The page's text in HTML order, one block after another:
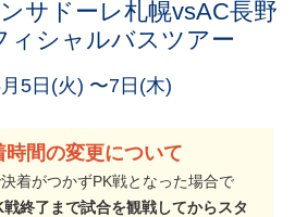
サドーレ札幌vsAC長野
ィシャルバスツアー
5日(火) 〜7日(木)
間の変更について
着がつかずPK戦となった場合で
戦終了まで試合を観戦してからスタ